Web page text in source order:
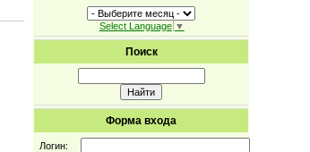
Select Language ▼
Поиск
Форма входа
Логин: